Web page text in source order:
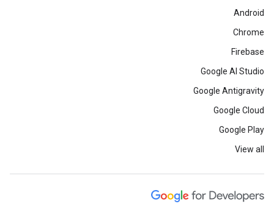
Android
Chrome
Firebase
Google AI Studio
Google Antigravity
Google Cloud
Google Play
View all